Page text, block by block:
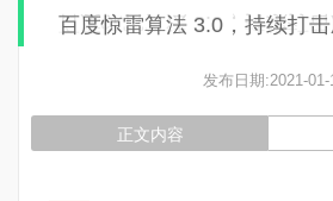
百度惊雷算法 3.0，持续打
发布日期:2021-
正文内容